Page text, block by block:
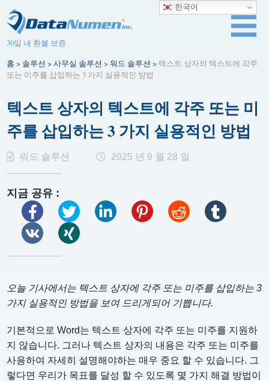
30일 내 환불 보증
홈 > 솔루션 >사무실 솔루션 >워드 솔루션 > 텍스트 상자의 텍스트에 각주
또는 미주를 삽입하는 3 가지 실용적인 방법
텍스트 상자의 텍스트에 각주 또는 미
주를 삽입하는 3 가지 실용적인 방법
워드 솔루션 2025 년 9 월 28 일
지금 공유 :
오늘 기사에서는 텍스트 상자에 각주 또는 미주를 삽입하는 3
가지 실용적인 방법을 보여 드리게되어 기쁩니다.
기본적으로 Word는 텍스트 상자에 각주 또는 미주를 지원하
지 않습니다. 그러나 텍스트 상자의 내용은 각주 또는 미주를
사용하여 자세히 설명해야하는 매우 중요 할 수 있습니다. 그
렇다면 우리가 목표를 달성 할 수 있도록 몇 가지 해결 방법이
한국어